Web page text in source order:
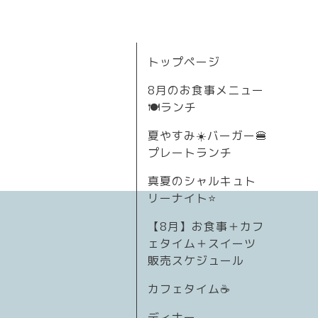
トップページ
8月のお食事メニュー
🍽ランチ
夏やすみ☀️バーガー🍔
プレートランチ
真夏のシャルキュト
リーナイト⭐
【8月】お食事＋カフ
ェタイム＋スイーツ
販売スケジュール
カフェタイム☕️